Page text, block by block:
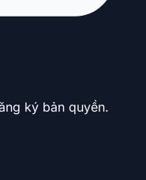
ký bản quyền.